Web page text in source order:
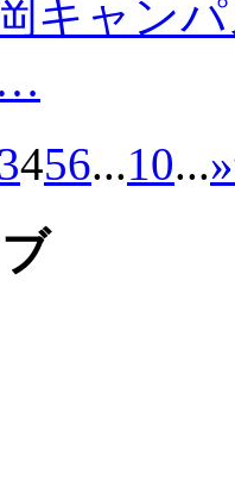
キャン
456...10...»